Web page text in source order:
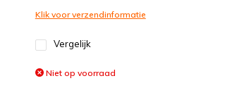
Klik voor verzendinformatie
Vergelijk
Niet op voorraad